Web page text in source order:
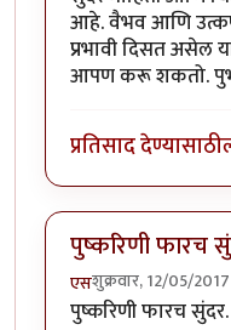
आहे. वैभव आणि
प्रभावी दिसत असेल
आपण करू शकतो.
प्रतिसाद देण्यासाठी
पुष्करिणी फारच
एसशुक्रवार, 12/05/
पुष्करिणी फारच सुंदर.